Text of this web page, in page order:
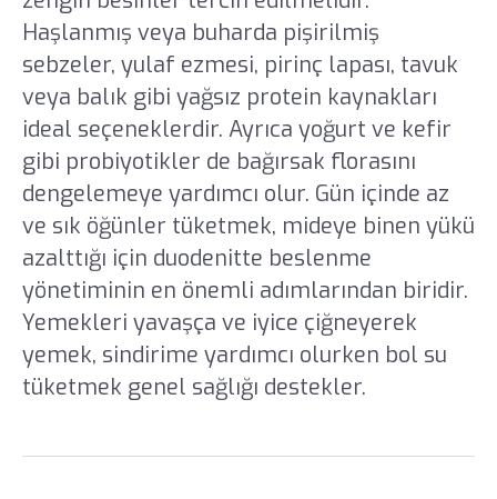
Haşlanmış veya buharda pişirilmiş
sebzeler, yulaf ezmesi, pirinç lapası, tavuk
veya balık gibi yağsız protein kaynakları
ideal seçeneklerdir. Ayrıca yoğurt ve kefir
gibi probiyotikler de bağırsak florasını
dengelemeye yardımcı olur. Gün içinde az
ve sık öğünler tüketmek, mideye binen yükü
azalttığı için duodenitte beslenme
yönetiminin en önemli adımlarından biridir.
Yemekleri yavaşça ve iyice çiğneyerek
yemek, sindirime yardımcı olurken bol su
tüketmek genel sağlığı destekler.